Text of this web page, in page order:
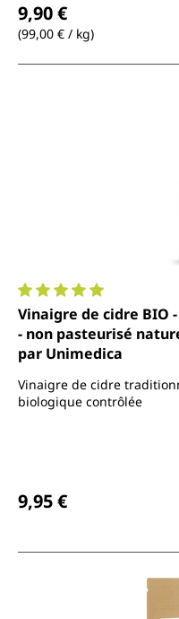
9,90 €
(99,00 € / kg)
Note moyenne de 5 sur
Vinaigre de cidre BIO
- non pasteurisé naturellement trouble 1 000 g -
par Unimedica
Vinaigre de cidre
biologique contrôlée
9,95 €